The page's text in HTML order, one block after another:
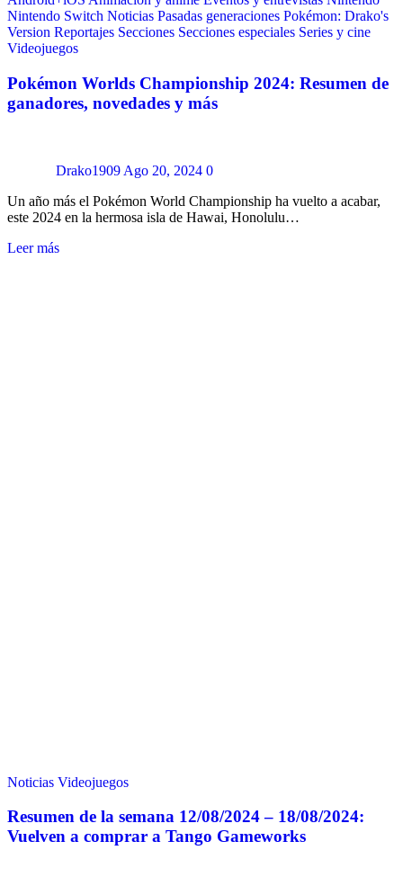
Nintendo Switch Noticias Pasadas generaciones Pokémon: Drako's
Version Reportajes Secciones Secciones especiales Series y cine
Videojuegos
Pokémon Worlds Championship 2024: Resumen de
ganadores, novedades y más
Drako1909 Ago 20, 2024 0
Un año más el Pokémon World Championship ha vuelto a acabar,
este 2024 en la hermosa isla de Hawai, Honolulu…
Leer más
Noticias Videojuegos
Resumen de la semana 12/08/2024 – 18/08/2024:
Vuelven a comprar a Tango Gameworks